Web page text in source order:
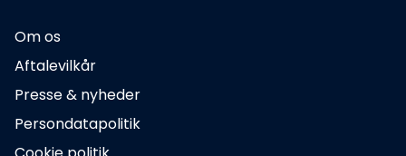
Om os
Aftalevilkår
Presse & nyheder
Persondatapolitik